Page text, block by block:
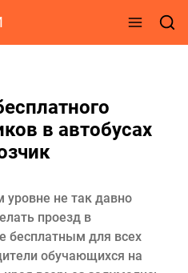
в автобусах
не так давно
проезд в
бесплатным для всех
обучающихся на